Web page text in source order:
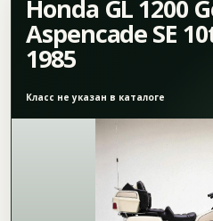
Honda GL 1200
Aspencade SE
1985
Класс не указан в каталоге